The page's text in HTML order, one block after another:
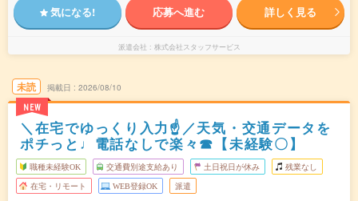
気になる! 応募へ進む 詳しく見る
派遣会社 株式会社スタッフサービス
未読
NEW
掲載日 2026/08/10
＼在宅でゆっくり入力☝／天気・交通データを
ポチっと♩電話なしで楽々☎【未経験〇】
職種未経験OK 交通費別途支給あり 土日祝日が休み 残業なし
在宅・リモート WEB登録OK 派遣